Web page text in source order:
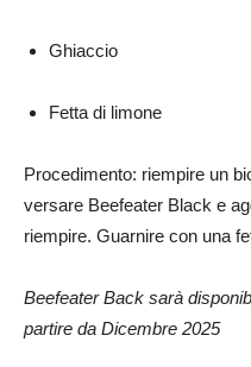
Ghiaccio
Fetta di limone
Procedimento: riempire un
versare Beefeater Black e
riempire. Guarnire con una
Beefeater Back sarà
partire da Dicembre 2025